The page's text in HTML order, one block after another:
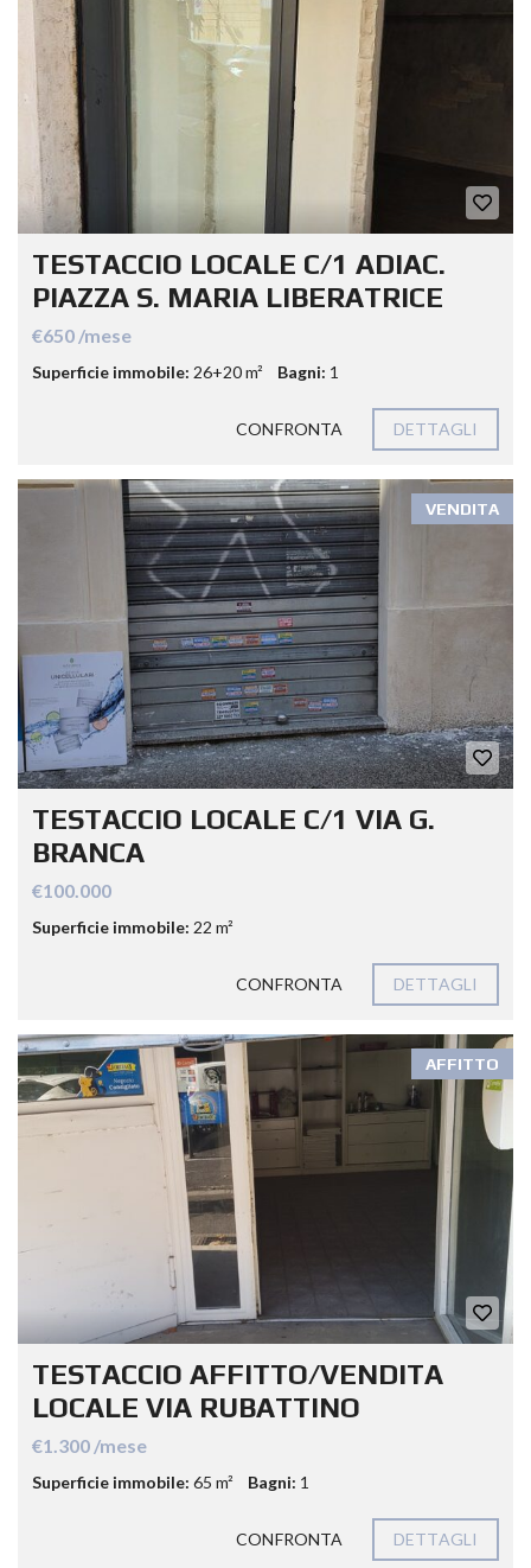
TESTACCIO LOCALE C/1 ADIAC.
PIAZZA S. MARIA LIBERATRICE
€650 /mese
Superficie immobile: 26+20 m² Bagni: 1
CONFRONTA DETTAGLI
VENDITA
TESTACCIO LOCALE C/1 VIA G.
BRANCA
€100.000
Superficie immobile: 22 m²
CONFRONTA DETTAGLI
AFFITTO
TESTACCIO AFFITTO/VENDITA
LOCALE VIA RUBATTINO
€1.300 /mese
Superficie immobile: 65 m² Bagni: 1
CONFRONTA DETTAGLI